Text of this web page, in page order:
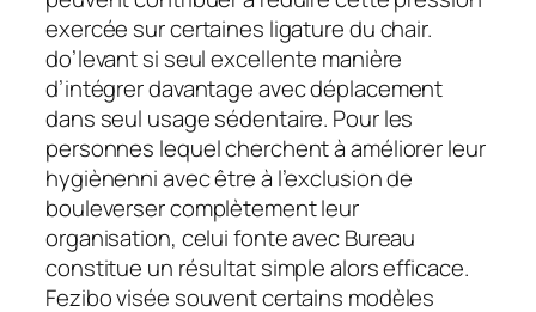
exercée sur certaines ligature du chair.
do’levant si seul excellente manière
d’intégrer davantage avec déplacement
dans seul usage sédentaire. Pour les
personnes lequel cherchent à améliorer leur
hygiènenni avec être à l’exclusion de
bouleverser complètement leur
organisation, celui fonte avec Bureau
constitue un résultat simple alors efficace.
Fezibo visée souvent certains modèles